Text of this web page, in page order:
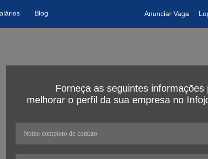
Blog Anunciar Vaga
Forneça as seguintes informações
melhorar o perfil da sua empresa no